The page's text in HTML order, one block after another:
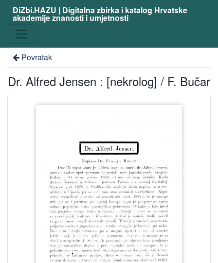
DiZbi.HAZU | Digitalna zbirka i katalog Hrvatske
akademije znanosti i umjetnosti
Povratak
Dr. Alfred Jensen : [nekrolog] / F. Bučar